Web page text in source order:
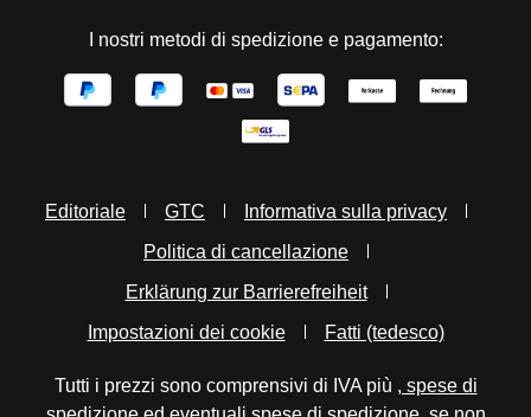
I nostri metodi di spedizione e pagamento:
Editoriale GTC
Informativa sulla privacy
Politica di cancellazione
Erklärung zur Barrierefreiheit
Impostazioni dei cookie
Fatti (tedesco)
Tutti i prezzi sono comprensivi di IVA più , spese di